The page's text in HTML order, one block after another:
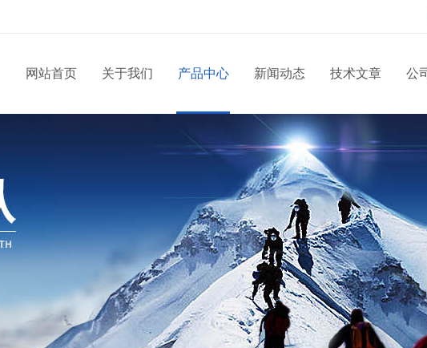
网站首页 关于我们 产品中心 新闻动态 技术文章 公